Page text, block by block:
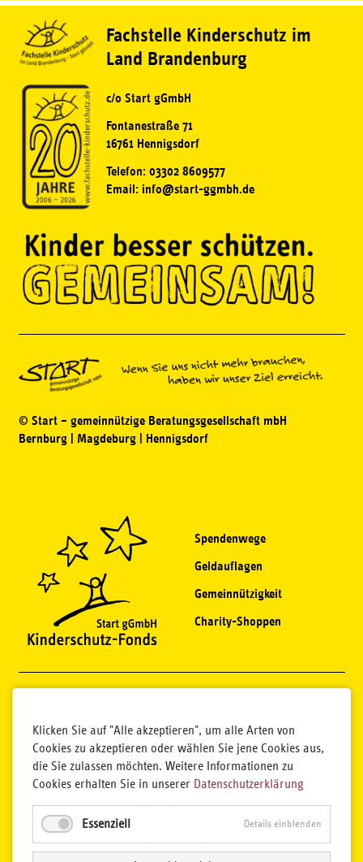
Fachstelle Kinderschutz im
Land Brandenburg
c/o Start gGmbH
Fontanestraße 71
16761 Hennigsdorf
Telefon: 03302 8609577
Email: info@start-ggmbh.de
© Start – gemeinnützige Beratungsgesellschaft mbH
Bernburg | Magdeburg | Hennigsdorf
Spendenwege
Geldauflagen
Gemeinnützigkeit
Charity-Shoppen
Klicken Sie auf "Alle akzeptieren", um alle Arten von
Cookies zu akzeptieren oder wählen Sie jene Cookies aus,
die Sie zulassen möchten. Weitere Informationen zu
Cookies erhalten Sie in unserer Datenschutzerklärung
Essenziell Details einblenden